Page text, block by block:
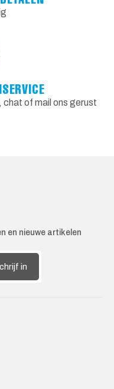
chat of mail ons gerust
en nieuwe artikelen
in